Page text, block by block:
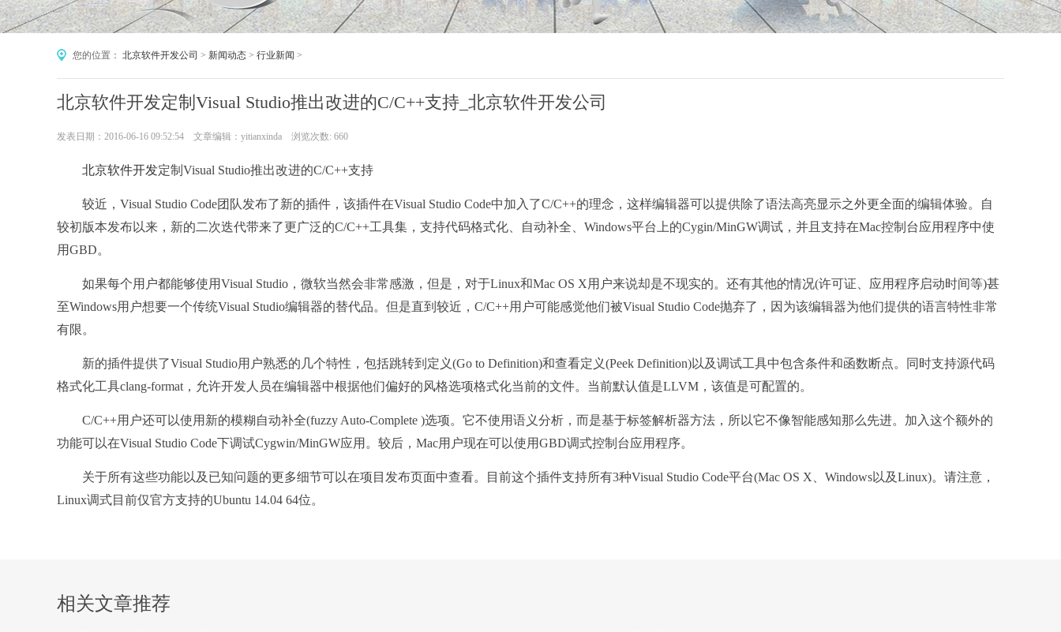
您的位置： 北京软件开发公司 > 新闻动态 > 行业新闻 >
北京软件开发定制Visual Studio推出改进的C/C++支持_北京软件开发公司
发表日期：2016-06-16 09:52:54 文章编辑：yitianxinda 浏览次数: 660
北京软件开发定制Visual Studio推出改进的C/C++支持
较近，Visual Studio Code团队发布了新的插件，该插件在Visual Studio Code中加入了C/C++的理念，这样编辑器可以提供除了语法高亮显示之外更全面的编辑体验。自
较初版本发布以来，新的二次迭代带来了更广泛的C/C++工具集，支持代码格式化、自动补全、Windows平台上的Cygin/MinGW调试，并且支持在Mac控制台应用程序中使
用GBD。
如果每个用户都能够使用Visual Studio，微软当然会非常感激，但是，对于Linux和Mac OS X用户来说却是不现实的。还有其他的情况(许可证、应用程序启动时间等)甚
至Windows用户想要一个传统Visual Studio编辑器的替代品。但是直到较近，C/C++用户可能感觉他们被Visual Studio Code抛弃了，因为该编辑器为他们提供的语言特性非常
有限。
新的插件提供了Visual Studio用户熟悉的几个特性，包括跳转到定义(Go to Definition)和查看定义(Peek Definition)以及调试工具中包含条件和函数断点。同时支持源代码
格式化工具clang-format，允许开发人员在编辑器中根据他们偏好的风格选项格式化当前的文件。当前默认值是LLVM，该值是可配置的。
C/C++用户还可以使用新的模糊自动补全(fuzzy Auto-Complete )选项。它不使用语义分析，而是基于标签解析器方法，所以它不像智能感知那么先进。加入这个额外的
功能可以在Visual Studio Code下调试Cygwin/MinGW应用。较后，Mac用户现在可以使用GBD调式控制台应用程序。
关于所有这些功能以及已知问题的更多细节可以在项目发布页面中查看。目前这个插件支持所有3种Visual Studio Code平台(Mac OS X、Windows以及Linux)。请注意，
Linux调式目前仅官方支持的Ubuntu 14.04 64位。
相关文章推荐